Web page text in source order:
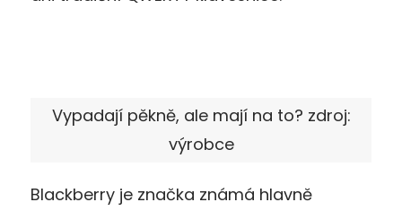
Vypadají pěkně, ale mají na to? zdroj:
výrobce
Blackberry je značka známá hlavně